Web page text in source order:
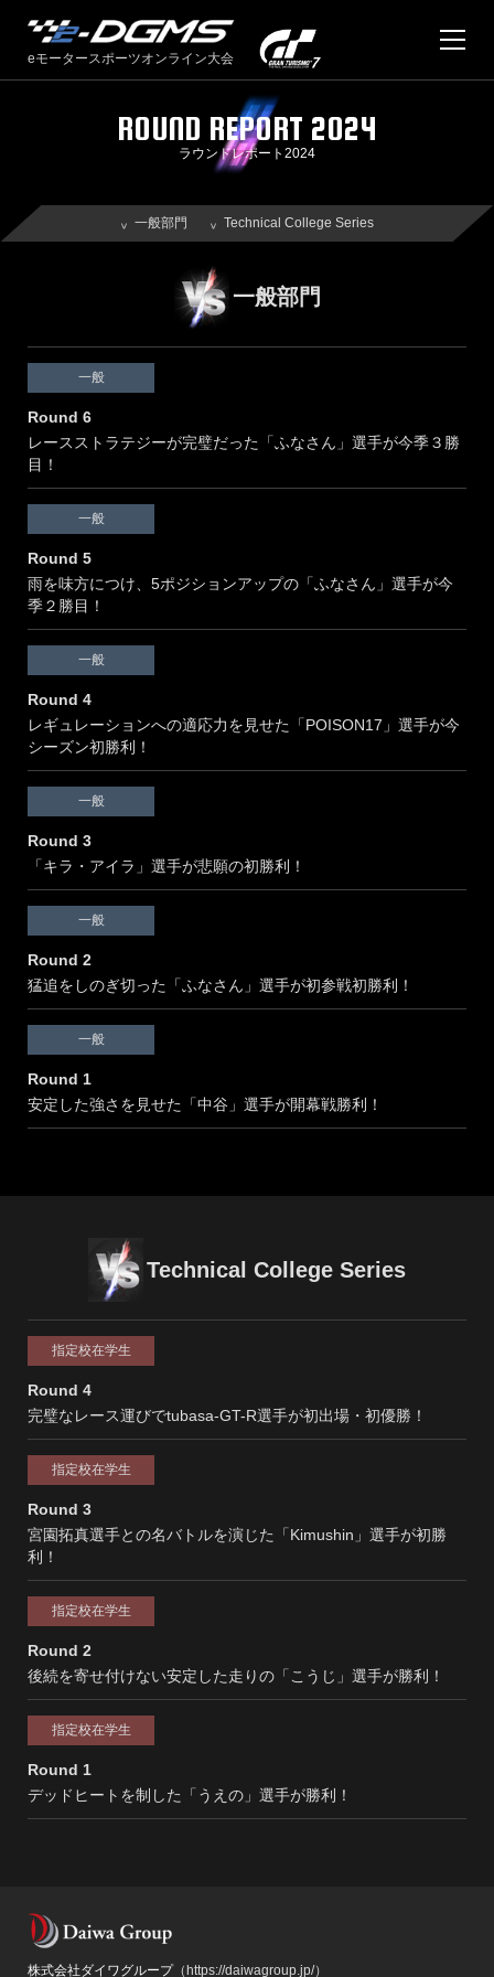
eモータースポーツオンライン大会
TOP
過去のニュース
ABOUT US
TOKYO AUTO SALON 2026
REPORT
2025 Series
2023 Series
2024 Series
FAQ
ROUND REPORT 2024
ラウンドレポート2024
一般部門 Technical College Series
一般部門
一般
Round 6
レースストラテジーが完璧だった「ふなさん」選手が今季３勝
目！
一般
Round 5
雨を味方につけ、5ポジションアップの「ふなさん」選手が今
季２勝目！
一般
Round 4
レギュレーションへの適応力を見せた「POISON17」選手が今
シーズン初勝利！
一般
Round 3
「キラ・アイラ」選手が悲願の初勝利！
一般
Round 2
猛追をしのぎ切った「ふなさん」選手が初参戦初勝利！
一般
Round 1
安定した強さを見せた「中谷」選手が開幕戦勝利！
Technical College Series
指定校在学生
Round 4
完璧なレース運びでtubasa-GT-R選手が初出場・初優勝！
指定校在学生
Round 3
宮園拓真選手との名バトルを演じた「Kimushin」選手が初勝
利！
指定校在学生
Round 2
後続を寄せ付けない安定した走りの「こうじ」選手が勝利！
指定校在学生
Round 1
デッドヒートを制した「うえの」選手が勝利！
株式会社ダイワグループ（https://daiwagroup.jp/）